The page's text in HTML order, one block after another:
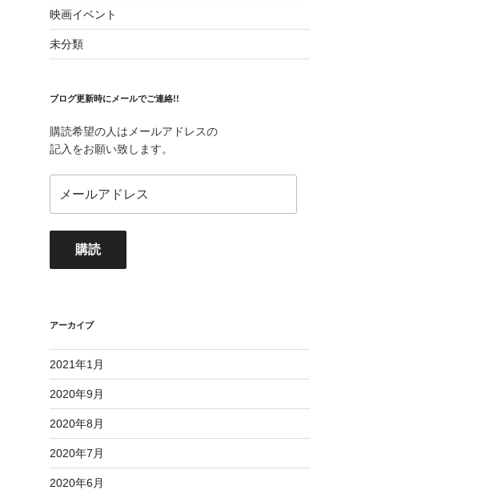
映画イベント
未分類
ブログ更新時にメールでご連絡!!
購読希望の人はメールアドレスの
記入をお願い致します。
ル
ア
レ
購読
アーカイブ
2021年1月
2020年9月
2020年8月
2020年7月
2020年6月